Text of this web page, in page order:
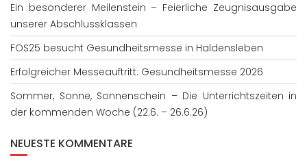
Ein besonderer Meilenstein – Feierliche Zeugnisausgabe
unserer Abschlussklassen
FOS25 besucht Gesundheitsmesse in Haldensleben
Erfolgreicher Messeauftritt: Gesundheitsmesse 2026
Sommer, Sonne, Sonnenschein – Die Unterrichtszeiten in
der kommenden Woche (22.6. – 26.6.26)
NEUESTE KOMMENTARE